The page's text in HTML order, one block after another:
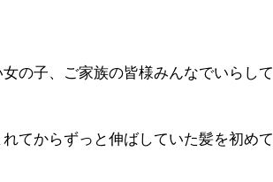
の子、ご家族の皆様みんなでいらし
てからずっと伸ばしていた髪を初め